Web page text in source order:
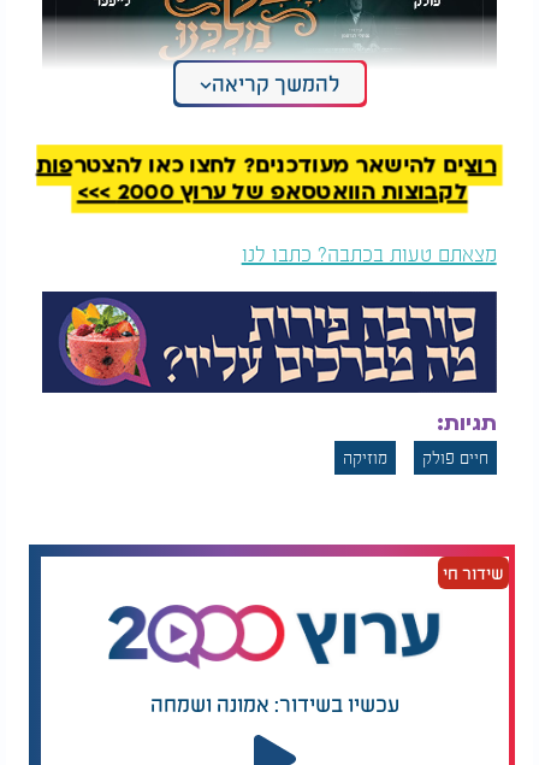
בנימין לייפער וחיים פולק - אבינו מלכינו
להמשך קריאה
רוצים להישאר מעודכנים? לחצו כאן להצטרפות
לקבוצות הוואטסאפ של ערוץ 2000 >>>
מצאתם טעות בכתבה? כתבו לנו
תגיות:
חיים פולק מוזיקה
שידור חי
עכשיו בשידור: אמונה ושמחה